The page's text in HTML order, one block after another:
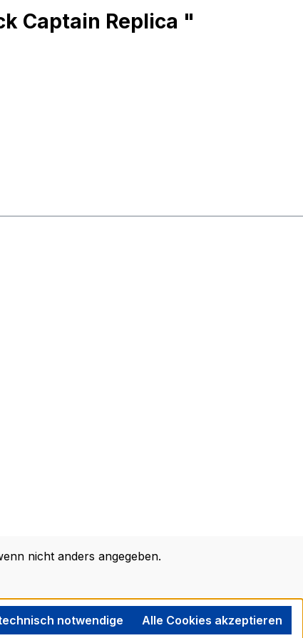
Captain Replica "
nicht anders angegeben.
notwendige Alle Cookies akzeptieren